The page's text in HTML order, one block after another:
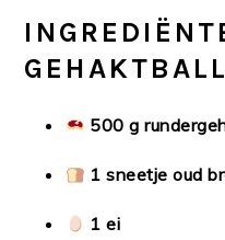
500 g
1 sneetje oud
1 ei